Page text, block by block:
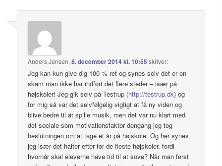
Anders Jensen,8. december 2014 kl. 10:55 skriver:
Jeg kan kun give dig 100 % ret og synes selv det er en
skam man ikke har indført det flere steder – især på
højskoler! Jeg gik selv på Testrup (http://testrup.dk) og
for mig så var det selvfølgelig vigtigt at få ny viden og
blive bedre til at spille musik, men det var nu klart med
det sociale som motivationsfaktor dengang jeg tog
beslutningen om at tage et år på højskole. Og her synes
jeg især det halter efter for de fleste højskoler, fordi
hvornår skal eleverne have tid til at sove? Når man først